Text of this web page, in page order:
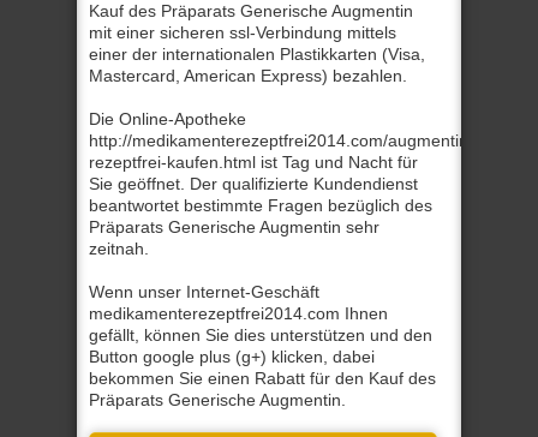
Kauf des Präparats Generische Augmentin
mit einer sicheren ssl-Verbindung mittels
einer der internationalen Plastikkarten (Visa,
Mastercard, American Express) bezahlen.
Die Online-Apotheke
http://medikamenterezeptfrei2014.com/augmentin-
rezeptfrei-kaufen.html ist Tag und Nacht für
Sie geöffnet. Der qualifizierte Kundendienst
beantwortet bestimmte Fragen bezüglich des
Präparats Generische Augmentin sehr
zeitnah.
Wenn unser Internet-Geschäft
medikamenterezeptfrei2014.com Ihnen
gefällt, können Sie dies unterstützen und den
Button google plus (g+) klicken, dabei
bekommen Sie einen Rabatt für den Kauf des
Präparats Generische Augmentin.